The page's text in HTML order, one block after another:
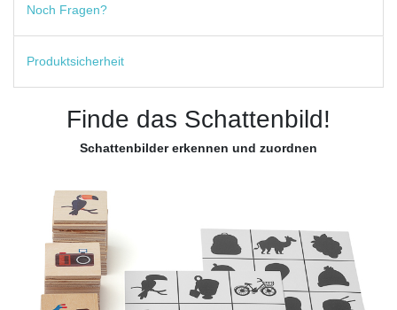
Noch Fragen?
Produktsicherheit
Finde das Schattenbild!
Schattenbilder erkennen und zuordnen